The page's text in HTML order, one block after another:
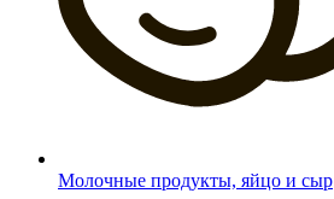
Молочные продукты, яйцо и сыр